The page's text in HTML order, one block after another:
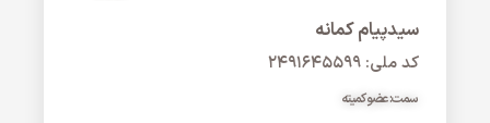
سيدپيام کمانه
کد ملی: ۲۴۹۱۶۴۵۵۹۹
سمت: عضو کمیته